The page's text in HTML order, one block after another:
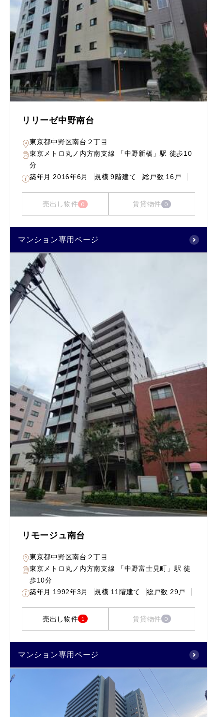
リリーゼ中野南台
東京都中野区南台２丁目
東京メトロ丸ノ内方南支線 「中野新橋」駅 徒歩10
分
築年月 2016年6月 規模 9階建て 総戸数 16戸
売出し物件 0 賃貸物件 0
マンション専用ページ
リモージュ南台
東京都中野区南台２丁目
東京メトロ丸ノ内方南支線 「中野富士見町」駅 徒
歩10分
築年月 1992年3月 規模 11階建て 総戸数 29戸
売出し物件 1 賃貸物件 0
マンション専用ページ